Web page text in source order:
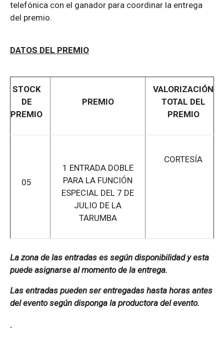
telefónica con el ganador para coordinar la entrega
del premio.
DATOS DEL PREMIO
STOCK
DE
PREMIO
PREMIO
VALORIZACIÓN
TOTAL DEL
PREMIO
05
1 ENTRADA DOBLE
PARA LA FUNCIÓN
ESPECIAL DEL 7 DE
JULIO DE LA
TARUMBA
CORTESÍA
La zona de las entradas es según disponibilidad y esta
puede asignarse al momento de la entrega.
Las entradas pueden ser entregadas hasta horas antes
del evento según disponga la productora del evento.